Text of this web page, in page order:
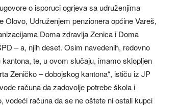
o isporuci ogrjeva sa udruženjima
Olovo, Udruženjem penzionera općine Vareš,
Doma zdravlja Zenica i Doma
– a, njih deset. Osim navedenih, redovno
te, u ovom slučaju, imamo sklopljen
Zeničko – dobojskog kantona“, ističu iz JP
računa da zadovolje potrebe škola i
vodeći računa da se ne oštete ni ostali kupci